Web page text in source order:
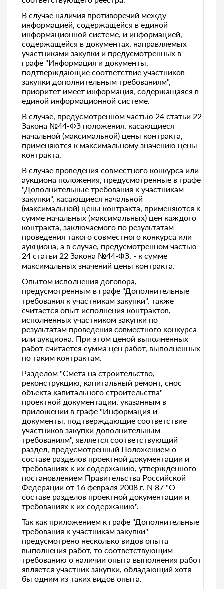
В случае наличия противоречий между
информацией, содержащейся в единой
информационной системе, и информацией,
содержащейся в документах, направляемых
участниками закупки и предусмотренных в
графе "Информация и документы,
подтверждающие соответствие участников
закупки дополнительным требованиям",
приоритет имеет информация, содержащаяся в
единой информационной системе.
В случае, предусмотренном частью 24 статьи 22
Закона №44-ФЗ положения, касающиеся
начальной (максимальной) цены контракта,
применяются к максимальному значению цены
контракта.
В случае проведения совместного конкурса или
аукциона положения, предусмотренные в графе
"Дополнительные требования к участникам
закупки", касающиеся начальной
(максимальной) цены контракта, применяются к
сумме начальных (максимальных) цен каждого
контракта, заключаемого по результатам
проведения такого совместного конкурса или
аукциона, а в случае, предусмотренном частью
24 статьи 22 Закона №44-ФЗ, - к сумме
максимальных значений цены контракта.
Опытом исполнения договора,
предусмотренным в графе "Дополнительные
требования к участникам закупки", также
считается опыт исполнения контрактов,
исполненных участником закупки по
результатам проведения совместного конкурса
или аукциона. При этом ценой выполненных
работ считается сумма цен работ, выполненных
по таким контрактам.
Разделом "Смета на строительство,
реконструкцию, капитальный ремонт, снос
объекта капитального строительства"
проектной документации, указанным в
приложении в графе "Информация и
документы, подтверждающие соответствие
участников закупки дополнительным
требованиям", является соответствующий
раздел, предусмотренный Положением о
составе разделов проектной документации и
требованиях к их содержанию, утвержденного
постановлением Правительства Российской
Федерации от 16 февраля 2008 г. N 87 "О
составе разделов проектной документации и
требованиях к их содержанию".
Так как приложением к графе "Дополнительные
требования к участникам закупки"
предусмотрено несколько видов опыта
выполнения работ, то соответствующим
требованию о наличии опыта выполнения работ
является участник закупки, обладающий хотя
бы одним из таких видов опыта.